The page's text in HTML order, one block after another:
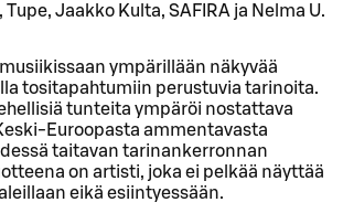
Jaakko Kulta, SAFIRA ja Nelma U.
ympärillään näkyvää
tositapahtumiin perustuvia tarinoita.
tunteita ympäröi nostattava
Euroopasta ammentavasta
taitavan tarinankerronnan
on artisti, joka ei pelkää näyttää
eikä esiintyessään.